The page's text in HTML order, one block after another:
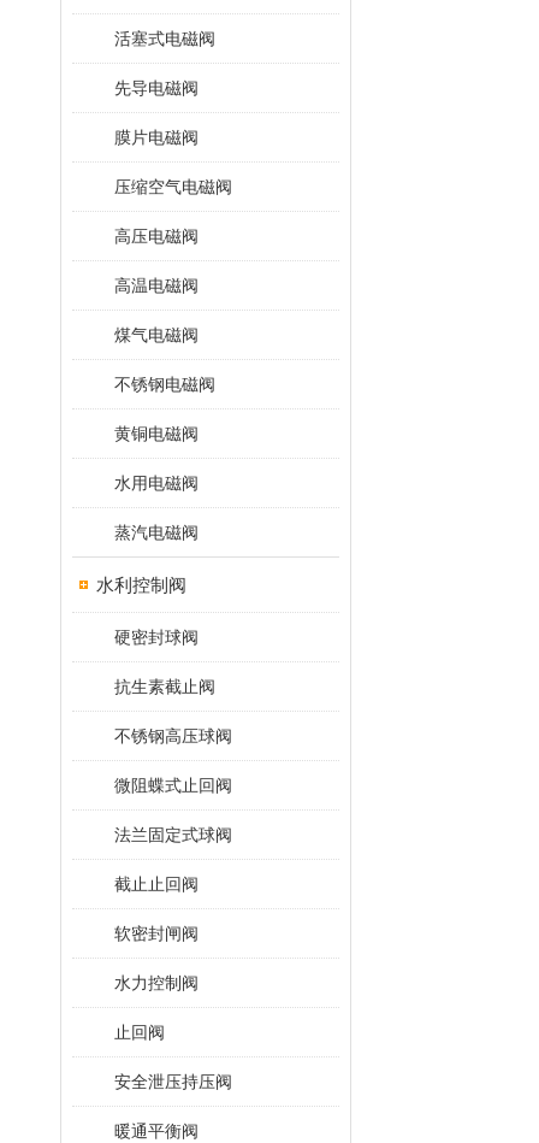
活塞式电磁阀
先导电磁阀
膜片电磁阀
压缩空气电磁阀
高压电磁阀
高温电磁阀
煤气电磁阀
不锈钢电磁阀
黄铜电磁阀
水用电磁阀
蒸汽电磁阀
水利控制阀
硬密封球阀
抗生素截止阀
不锈钢高压球阀
微阻蝶式止回阀
法兰固定式球阀
截止止回阀
软密封闸阀
水力控制阀
止回阀
安全泄压持压阀
暖通平衡阀